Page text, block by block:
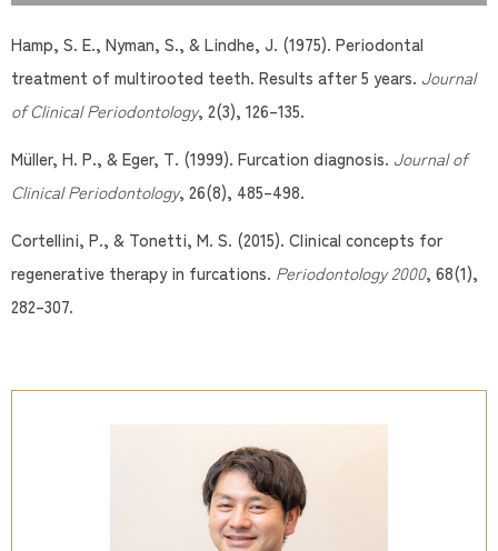
Hamp, S. E., Nyman, S., & Lindhe, J. (1975). Periodontal
treatment of multirooted teeth. Results after 5 years. Journal
of Clinical Periodontology, 2(3), 126–135.
Müller, H. P., & Eger, T. (1999). Furcation diagnosis. Journal of
Clinical Periodontology, 26(8), 485–498.
Cortellini, P., & Tonetti, M. S. (2015). Clinical concepts for
regenerative therapy in furcations. Periodontology 2000, 68(1),
282–307.